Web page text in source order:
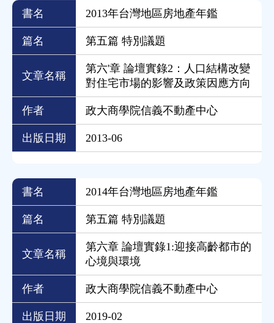
書名 2013年台灣地區房地產年鑑
篇名 第五篇 特別議題
文章名稱
第六'章 論壇實錄2：人口結構改變
對住宅市場的影響及政策因應方向
作者 政大商學院信義不動產中心
出版日期 2013-06
書名 2014年台灣地區房地產年鑑
篇名 第五篇 特別議題
文章名稱
第六章 論壇實錄1:迎接高齡都市的
心境與環境
作者 政大商學院信義不動產中心
出版日期 2019-02